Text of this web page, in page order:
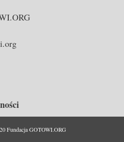
Fundacja GOTOWI.ORG